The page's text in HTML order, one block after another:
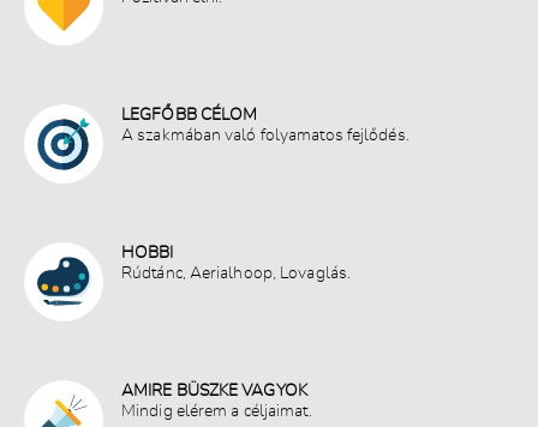
MUNKÁINK
CÍMÜNK
BLOG
FOGLALÁS
LEGFŐBB CÉLOM
A szakmában való folyamatos fejlődés.
HOBBI
Rúdtánc, Aerialhoop, Lovaglás.
AMIRE BÜSZKE VAGYOK
Mindig elérem a céljaimat.